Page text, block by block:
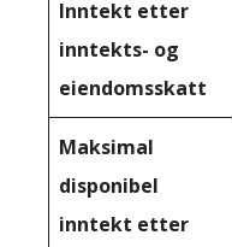
Inntekt etter
inntekts- og
eiendomsskatt
Maksimal
disponibel
inntekt etter